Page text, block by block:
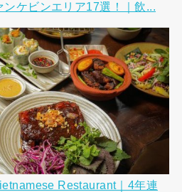
ケビンエリア17選！｜飲...
Restaurant｜4年連